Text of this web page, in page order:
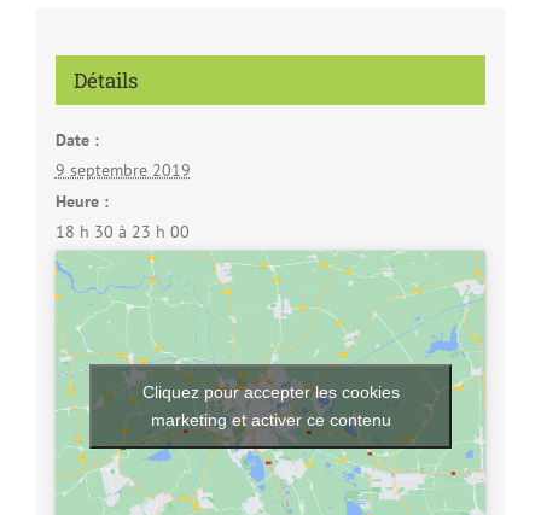
Détails
Date :
9 septembre 2019
Heure :
18 h 30 à 23 h 00
Cliquez pour accepter les cookies
marketing et activer ce contenu